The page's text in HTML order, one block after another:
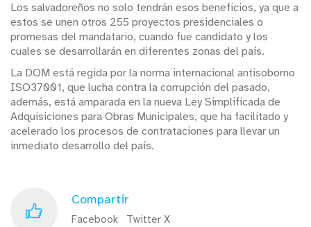
Los salvadoreños no solo tendrán esos beneficios, ya que a
estos se unen otros 255 proyectos presidenciales o
promesas del mandatario, cuando fue candidato y los
cuales se desarrollarán en diferentes zonas del país.
La DOM está regida por la norma internacional antisoborno
ISO37001, que lucha contra la corrupción del pasado,
además, está amparada en la nueva Ley Simplificada de
Adquisiciones para Obras Municipales, que ha facilitado y
acelerado los procesos de contrataciones para llevar un
inmediato desarrollo del país.
Compartir
Facebook Twitter X